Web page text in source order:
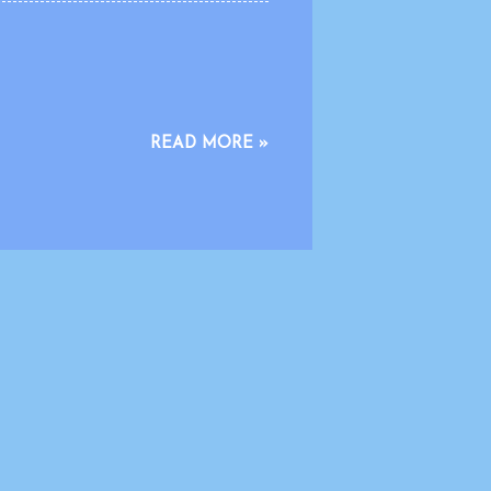
tidak berkurang, serta tetap
READ MORE »